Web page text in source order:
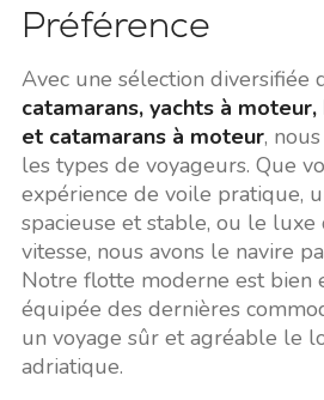
Préférence
Avec une sélection diversifiée
catamarans, yachts à
et catamarans à moteur,
les types de voyageurs. Que
expérience de voile pratique,
spacieuse et stable, ou le luxe
vitesse, nous avons le navire
Notre flotte moderne est bien
équipée des dernières
un voyage sûr et agréable le
adriatique.